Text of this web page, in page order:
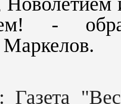
-
Газета